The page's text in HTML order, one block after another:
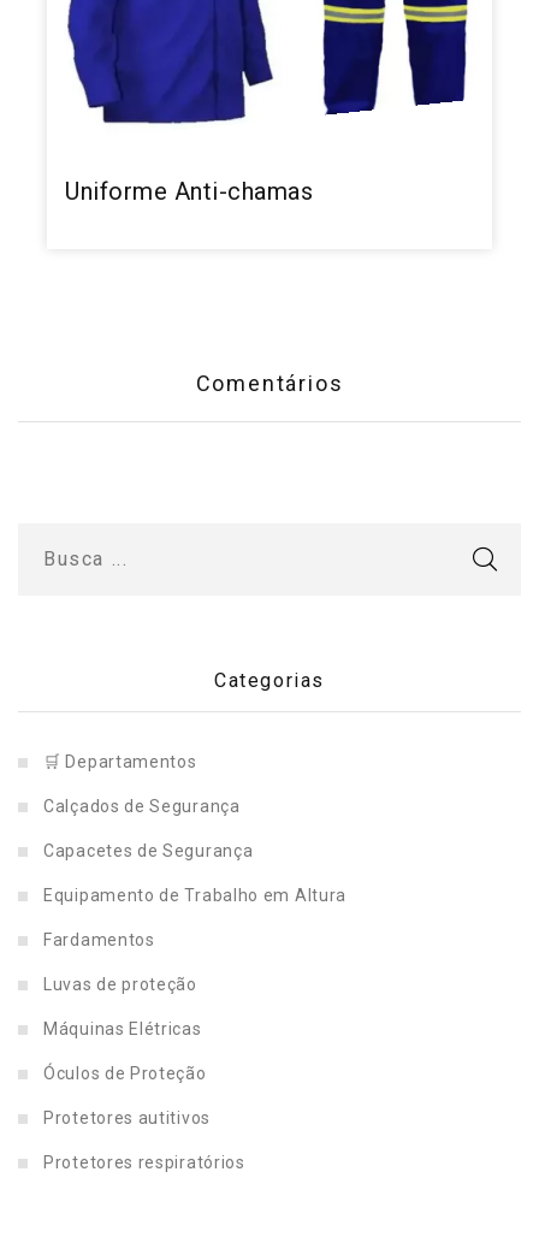
Uniforme Anti-chamas
Comentários
Categorias
🛒 Departamentos
Calçados de Segurança
Capacetes de Segurança
Equipamento de Trabalho em Altura
Fardamentos
Luvas de proteção
Máquinas Elétricas
Óculos de Proteção
Protetores autitivos
Protetores respiratórios